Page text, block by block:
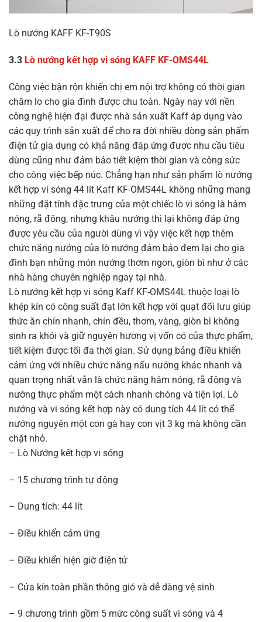
Lò nướng KAFF KF-T90S
3.3 Lò nướng kết hợp vi sóng KAFF KF-OMS44L
Công việc bận rộn khiến chị em nội trợ không có thời gian
chăm lo cho gia đình được chu toàn. Ngày nay với nền
công nghệ hiện đại được nhà sản xuất Kaff áp dụng vào
các quy trình sản xuất để cho ra đời nhiều dòng sản phẩm
điện tử gia dụng có khả năng đáp ứng được nhu cầu tiêu
dùng cũng như đảm bảo tiết kiệm thời gian và công sức
cho công việc bếp núc. Chẳng hạn như sản phẩm lò nướng
kết hợp vi sóng 44 lít Kaff KF-OMS44L không những mang
những đặt tính đặc trưng của một chiếc lò vi sóng là hâm
nóng, rã đông, nhưng khâu nướng thì lại không đáp ứng
được yêu cầu của người dùng vì vậy việc kết hợp thêm
chức năng nướng của lò nướng đảm bảo đem lại cho gia
đình bạn những món nướng thơm ngon, giòn bì như ở các
nhà hàng chuyên nghiệp ngay tại nhà.
Lò nướng kết hợp vi sóng Kaff KF-OMS44L thuộc loại lò
khép kín có công suất đạt lớn kết hợp với quạt đối lưu giúp
thức ăn chín nhanh, chín đều, thơm, vàng, giòn bì không
sinh ra khói và giữ nguyên hương vị vốn có của thực phẩm,
tiết kiệm được tối đa thời gian. Sử dụng bảng điều khiển
cảm ứng với nhiều chức năng nấu nướng khác nhanh và
quan trọng nhất vẫn là chức năng hâm nóng, rã đông và
nướng thực phẩm một cách nhanh chóng và tiện lợi. Lò
nướng và vi sóng kết hợp này có dung tích 44 lít có thể
nướng nguyên một con gà hay con vịt 3 kg mà không cần
chặt nhỏ.
– Lò Nướng kết hợp vi sóng
– 15 chương trình tự động
– Dung tích: 44 lít
– Điều khiển cảm ứng
– Điều khiển hiện giờ điện tử
– Cửa kín toàn phần thông gió và dễ dàng vệ sinh
– 9 chương trình gồm 5 mức công suất vi sóng và 4